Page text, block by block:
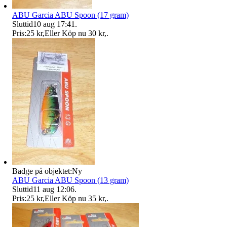
ABU Garcia ABU Spoon (17 gram)
Sluttid10 aug 17:41 .
Pris:25 kr,Eller Köp nu 30 kr,.
Badge på objektet:Ny
ABU Garcia ABU Spoon (13 gram)
Sluttid11 aug 12:06.
Pris:25 kr,Eller Köp nu 35 kr,.